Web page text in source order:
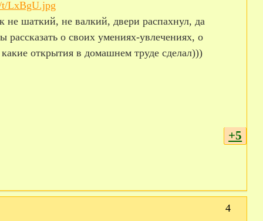
шаткий, не валкий, двери распахнул, да
рассказать о своих умениях-увлечениях, о
открытия в домашнем труде сделал)))
+5
4